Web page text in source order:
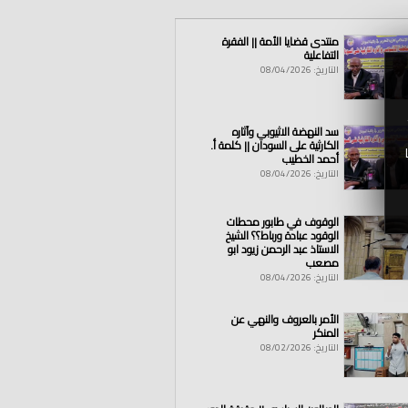
منتدى قضايا الأمة || الفقرة
التفاعلية
التاريخ: 08/04/2026
سد النهضة الاثيوبي وآثاره
الكارثية على السودان || كلمة أ.
أحمد الخطيب
التاريخ: 08/04/2026
الوقوف في طابور محطات
الوقود عبادة ورباط؟؟ الشيخ
الاستاذ عبد الرحمن زيود ابو
مصعب
التاريخ: 08/04/2026
الأمر بالعروف والنهي عن
المنكر
التاريخ: 08/02/2026